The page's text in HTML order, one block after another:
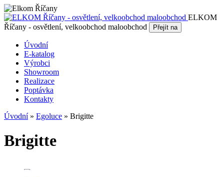
ELKOM
Říčany - osvětlení, velkoobchod maloobchod
Přejít na
Úvodní
E-katalog
Výrobci
Showroom
Realizace
Poptávka
Kontakty
Úvodní » Egoluce » Brigitte
Brigitte